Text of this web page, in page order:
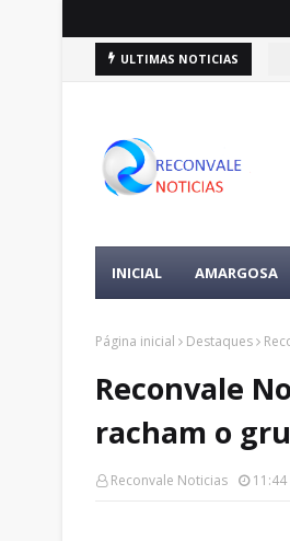
ULTIMAS NOTICIAS
INICIAL AMARGOSA
Página inicial Destaques
Reconvale
racham o
Reconvale Noticias 11:44